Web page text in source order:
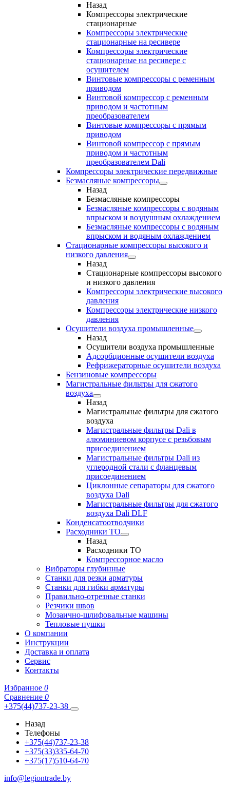
Назад
Компрессоры электрические
стационарные
Компрессоры электрические
стационарные на ресивере
Компрессоры электрические
стационарные на ресивере с
осушителем
Винтовые компрессоры с ременным
приводом
Винтовой компрессор с ременным
приводом и частотным
преобразователем
Винтовые компрессоры с прямым
приводом
Винтовой компрессор с прямым
приводом и частотным
преобразователем Dali
Компрессоры электрические передвижные
Безмасляные компрессоры
Назад
Безмасляные компрессоры
Безмасляные компрессоры с водяным
впрыском и воздушным охлаждением
Безмасляные компрессоры с водяным
впрыском и водяным охлаждением
Стационарные компрессоры высокого и
низкого давления
Назад
Стационарные компрессоры высокого
и низкого давления
Компрессоры электрические высокого
давления
Компрессоры электрические низкого
давления
Осушители воздуха промышленные
Назад
Осушители воздуха промышленные
Адсорбционные осушители воздуха
Рефрижераторные осушители воздуха
Бензиновые компрессоры
Магистральные фильтры для сжатого
воздуха
Назад
Магистральные фильтры для сжатого
воздуха
Магистральные фильтры Dali в
алюминиевом корпусе с резьбовым
присоединением
Магистральные фильтры Dali из
углеродной стали с фланцевым
присоединением
Циклонные сепараторы для сжатого
воздуха Dali
Магистральные фильтры для сжатого
воздуха Dali DLF
Конденсатоотводчики
Расходники ТО
Назад
Расходники ТО
Компрессорное масло
Вибраторы глубинные
Станки для резки арматуры
Станки для гибки арматуры
Правильно-отрезные станки
Резчики швов
Мозаично-шлифовальные машины
Тепловые пушки
О компании
Инструкции
Доставка и оплата
Сервис
Контакты
Избранное 0
Сравнение 0
+375(44)737-23-38
Назад
Телефоны
+375(44)737-23-38
+375(33)335-64-70
+375(17)510-64-70
info@legiontrade.by